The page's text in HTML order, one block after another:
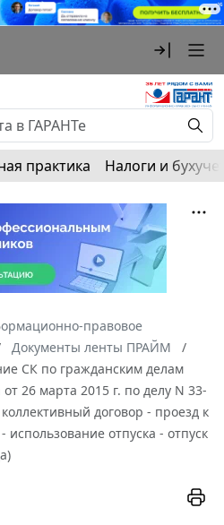
практика Налоги и
правовое
Документы ленты ПРАЙМ
СК по гражданским делам
26 марта 2015 г. по делу N 33-
договор - проезд к
использование отпуска - отпуск